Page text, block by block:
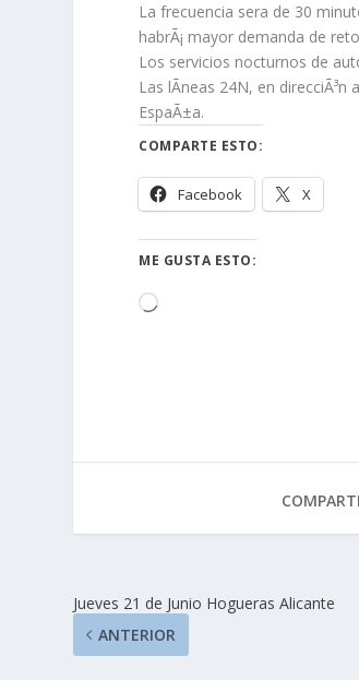
La frecuencia sera de 30
habrÃ¡ mayor demanda de
Los servicios nocturnos de
Las lÃ­neas 24N, en direcciÃ³n
EspaÃ±a.
COMPARTE ESTO:
Facebook X
ME GUSTA ESTO:
Cargando...
Jueves 21 de Junio Hogueras Alicante
ANTERIOR